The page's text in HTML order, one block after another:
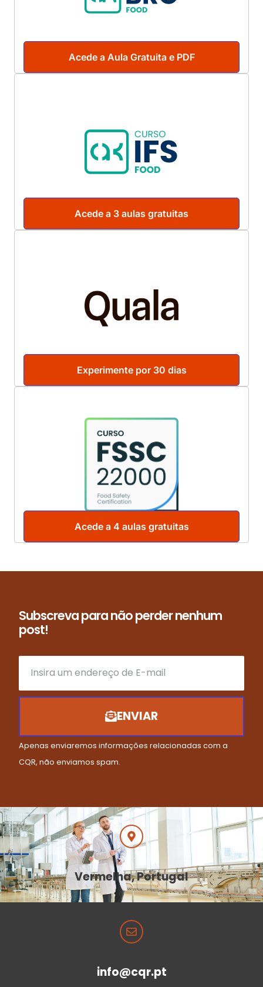
Acede a Aula Gratuita e PDF
Acede a 3 aulas gratuitas
Experimente por 30 dias
Acede a 4 aulas gratuitas
Subscreva para não perder nenhum
post!
ENVIAR
Apenas enviaremos informações relacionadas com a
CQR, não enviamos spam.
Vermelha, Portugal
info@cqr.pt